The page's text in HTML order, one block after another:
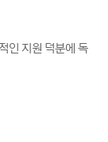
인 지원 덕분에 독